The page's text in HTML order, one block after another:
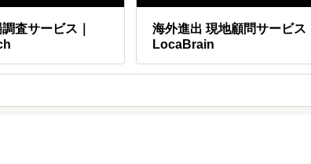
査サービス｜
海外進出 現地顧問サービス
LocaBrain